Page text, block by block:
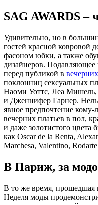
SAG AWARDS –
Удивительно, но в
гостей красной ковровой
фасоном юбки, а также
дизайнеров. Подавляющее
перед публикой в
поклонниц сексуальных
Наоми Уоттс, Леа
и Дженнифер Гарнер.
явное предпочтение
вечерних платьев в пол,
и даже золотистого цвета
как Oscar de la Renta,
Marchesa, Valentino,
В Париж, за
В то же время, прошедшая
Неделя моды